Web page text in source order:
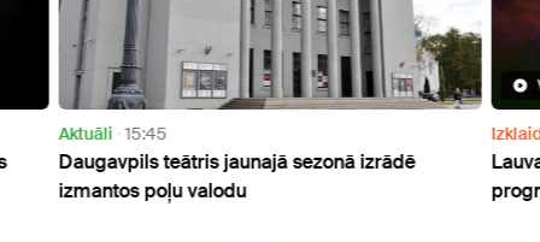
Aktuāli 15:45
Daugavpils teātris jaunajā sezonā izrādē
izmantos poļu valodu